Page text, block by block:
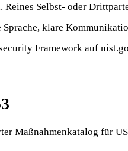
Reines Selbst- oder
Sprache, klare
Framework auf
Maßnahmenkatalog für